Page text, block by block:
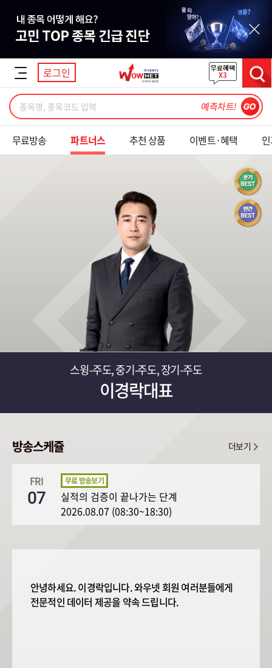
닫기
로그인
무료방송 파트너스 추천 상품 이벤트·혜택
스윙-주도, 중기-주도, 장기-주도
이경락대표
방송스케쥴 더보기
FRI
07
실적의 검증이 끝나가는 단계
2026.08.07 (08:30~18:30)
안녕하세요. 이경락입니다. 와우넷 회원 여러분들에게